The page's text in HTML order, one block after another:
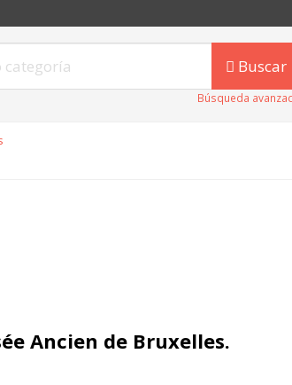
Buscar
Búsqueda
Ancien de Bruxelles.